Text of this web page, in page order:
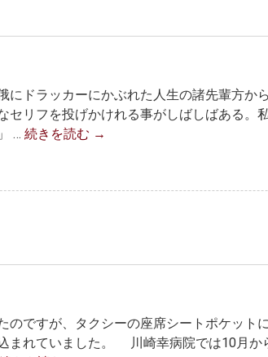
にドラッカーにかぶれた人生の諸先輩方か
セリフを投げかけれる事がしばしばある。
… 続きを読む →
ですが、タクシーの座席シートポケット
まれていました。 川崎幸病院では10月か